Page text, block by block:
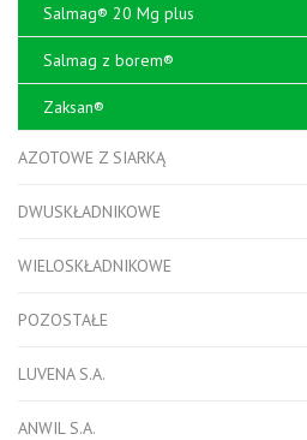
Salmag® 20 Mg plus
Salmag z borem®
Zaksan®
AZOTOWE Z SIARKĄ
DWUSKŁADNIKOWE
WIELOSKŁADNIKOWE
POZOSTAŁE
LUVENA S.A.
ANWIL S.A.